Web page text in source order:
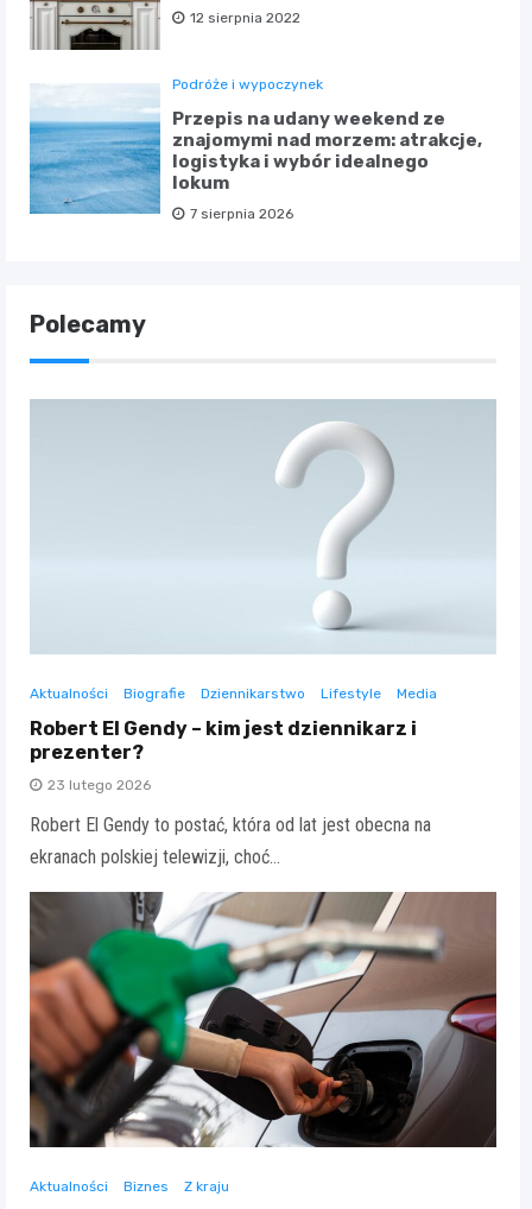
12 sierpnia 2022
Podróże i wypoczynek
Przepis na udany weekend ze
znajomymi nad morzem: atrakcje,
logistyka i wybór idealnego
lokum
7 sierpnia 2026
Polecamy
Aktualności Biografie Dziennikarstwo Lifestyle Media
Robert El Gendy – kim jest dziennikarz i
prezenter?
23 lutego 2026
Robert El Gendy to postać, która od lat jest obecna na
ekranach polskiej telewizji, choć…
Aktualności Biznes Z kraju